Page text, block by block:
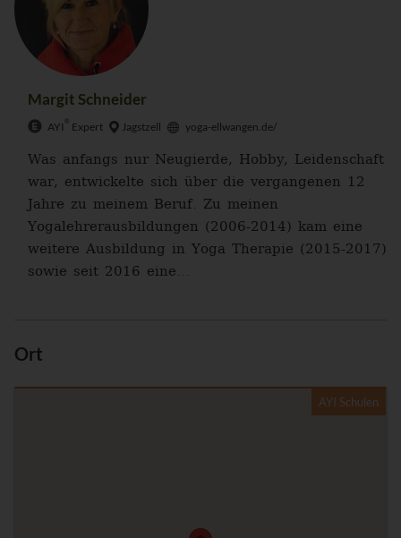
Margit Schneider
AYI ® Expert Jagstzell yoga-ellwangen.de/
Was anfangs nur Neugierde, Hobby, Leidenschaft
war, entwickelte sich über die vergangenen 12
Jahre zu meinem Beruf. Zu meinen
Yogalehrerausbildungen (2006-2014) kam eine
weitere Ausbildung in Yoga Therapie (2015-2017)
sowie seit 2016 eine...
Ort
AYI Schulen